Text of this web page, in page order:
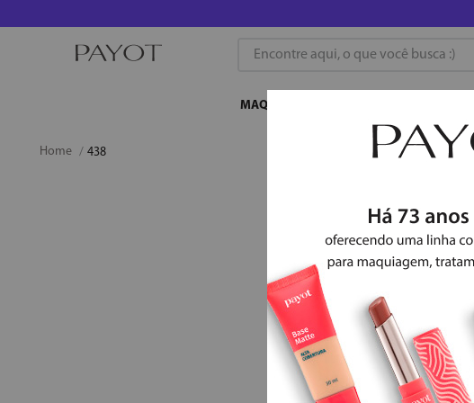
Encontre aqui, o que você busca :)
MAQUIAGEM
438